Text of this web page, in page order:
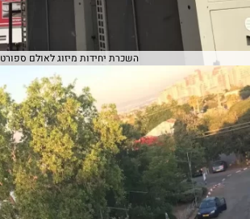
השכרת יחידות מיזוג לאולם ספורט